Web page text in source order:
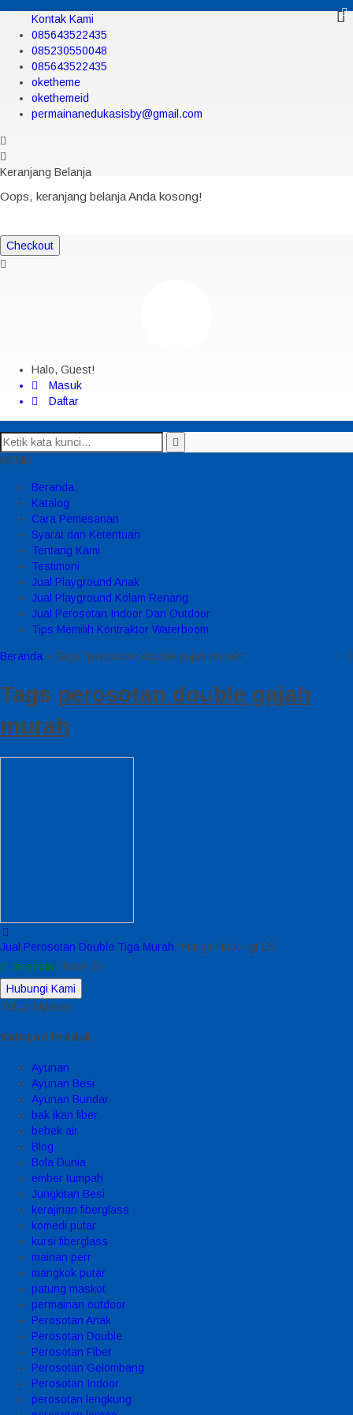
Kontak Kami
085643522435
085230550048
085643522435
oketheme
okethemeid
permainanedukasisby@gmail.com
Keranjang Belanja
Oops, keranjang belanja Anda kosong!
Checkout
Halo, Guest!
Masuk
Daftar
MENU
Beranda
Katalog
Cara Pemesanan
Syarat dan Ketentuan
Tentang Kami
Testimoni
Jual Playground Anak
Jual Playground Kolam Renang
Jual Perosotan Indoor Dan Outdoor
Tips Memilih Kontraktor Waterboom
Beranda » Tags "perosotan double gajah murah"
Tags perosotan double gajah
murah
Jual Perosotan Double Tiga Murah *Harga Hubungi CS
Tersedia / kode 16
Hubungi Kami
Tutup Sidebar
Kategori Produk
Ayunan
Ayunan Besi
Ayunan Bundar
bak ikan fiber
bebek air
Blog
Bola Dunia
ember tumpah
Jungkitan Besi
kerajinan fiberglass
komedi putar
kursi fiberglass
mainan perr
mangkok putar
patung maskot
permainan outdoor
Perosotan Anak
Perosotan Double
Perosotan Fiber
Perosotan Gelombang
Perosotan Indoor
perosotan lengkung